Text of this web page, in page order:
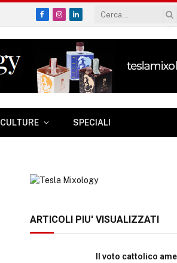
Facebook
Instagram
LinkedIn
CULTURE SPECIALI
ARTICOLI PIU' VISUALIZZATI
Il voto cattolico